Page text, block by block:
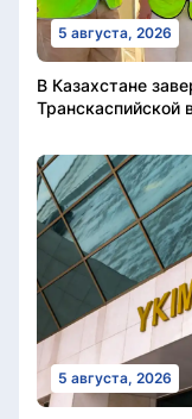
5 августа, 2026
В Казахстане
Транскаспийской
5 августа, 2026